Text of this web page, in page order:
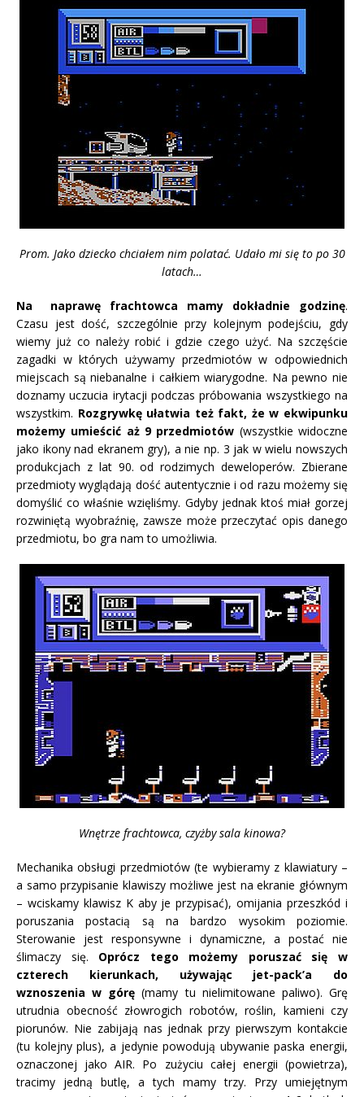
Prom. Jako dziecko chciałem nim polatać. Udało mi się to po 30
latach…
Na naprawę frachtowca mamy dokładnie godzinę.
Czasu jest dość, szczególnie przy kolejnym podejściu, gdy
wiemy już co należy robić i gdzie czego użyć. Na szczęście
zagadki w których używamy przedmiotów w odpowiednich
miejscach są niebanalne i całkiem wiarygodne. Na pewno nie
doznamy uczucia irytacji podczas próbowania wszystkiego na
wszystkim. Rozgrywkę ułatwia też fakt, że w ekwipunku
możemy umieścić aż 9 przedmiotów (wszystkie widoczne
jako ikony nad ekranem gry), a nie np. 3 jak w wielu nowszych
produkcjach z lat 90. od rodzimych deweloperów. Zbierane
przedmioty wyglądają dość autentycznie i od razu możemy się
domyślić co właśnie wzięliśmy. Gdyby jednak ktoś miał gorzej
rozwiniętą wyobraźnię, zawsze może przeczytać opis danego
przedmiotu, bo gra nam to umożliwia.
Wnętrze frachtowca, czyżby sala kinowa?
Mechanika obsługi przedmiotów (te wybieramy z klawiatury –
a samo przypisanie klawiszy możliwe jest na ekranie głównym
– wciskamy klawisz K aby je przypisać), omijania przeszkód i
poruszania postacią są na bardzo wysokim poziomie.
Sterowanie jest responsywne i dynamiczne, a postać nie
ślimaczy się. Oprócz tego możemy poruszać się w
czterech kierunkach, używając jet-pack’a do
wznoszenia w górę (mamy tu nielimitowane paliwo). Grę
utrudnia obecność złowrogich robotów, roślin, kamieni czy
piorunów. Nie zabijają nas jednak przy pierwszym kontakcie
(tu kolejny plus), a jedynie powodują ubywanie paska energii,
oznaczonej jako AIR. Po zużyciu całej energii (powietrza),
tracimy jedną butlę, a tych mamy trzy. Przy umiejętnym